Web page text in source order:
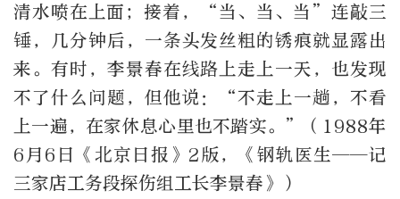
清水喷在上面；接着，“当、当、当”连敲三
锤，几分钟后，一条头发丝粗的锈痕就显露出
来。有时，李景春在线路上走上一天，也发现
不了什么问题，但他说：“不走上一趟，不看
上一遍，在家休息心里也不踏实。”（1988年
6月6日《北京日报》2版，《钢轨医生——记
三家店工务段探伤组工长李景春》）